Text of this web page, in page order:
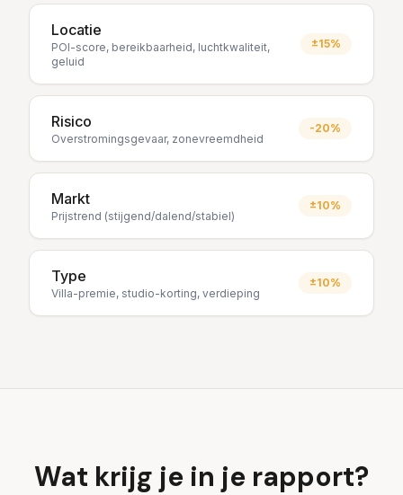
Locatie
POI-score, bereikbaarheid, luchtkwaliteit,
geluid
±15%
Risico
Overstromingsgevaar, zonevreemdheid
-20%
Markt
Prijstrend (stijgend/dalend/stabiel)
±10%
Type
Villa-premie, studio-korting, verdieping
±10%
Wat krijg je in je rapport?